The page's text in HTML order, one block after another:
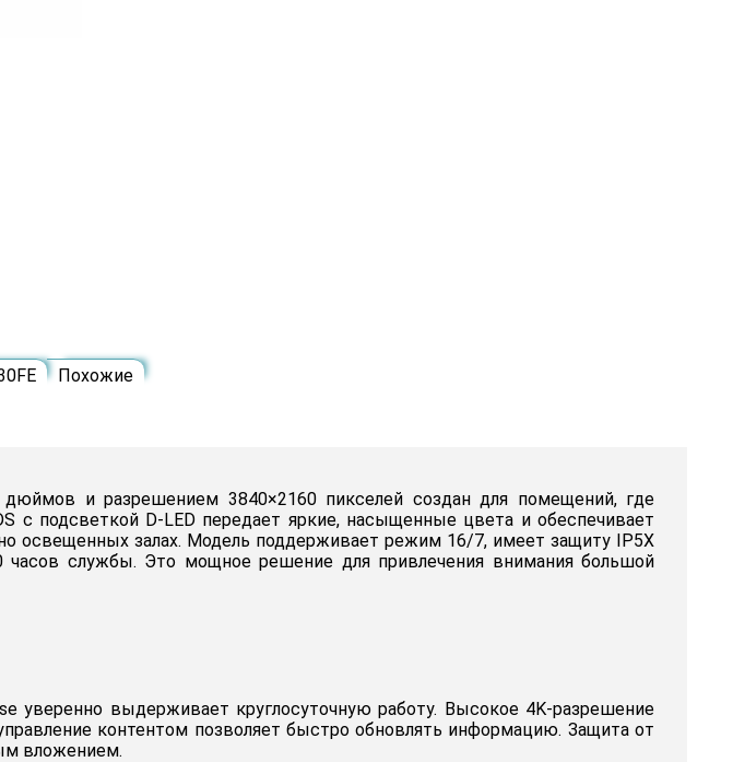
Похожие
и разрешением 3840×2160 пикселей создан для помещений, где
с подсветкой D-LED передает яркие, насыщенные цвета и обеспечивает
освещенных залах. Модель поддерживает режим 16/7, имеет защиту IP5X
службы. Это мощное решение для привлечения внимания большой
уверенно выдерживает круглосуточную работу. Высокое 4K-разрешение
контентом позволяет быстро обновлять информацию. Защита от
вложением.